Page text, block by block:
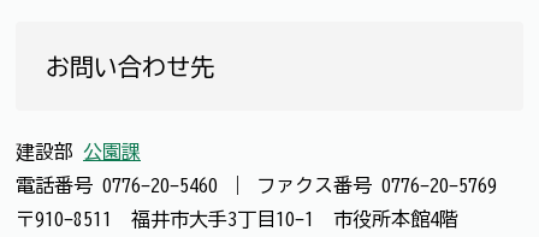
お問い合わせ先
建設部 公園課
電話番号 0776-20-5460 ファクス番号 0776-20-5769
〒910-8511 福井市大手3丁目10-1 市役所本館4階